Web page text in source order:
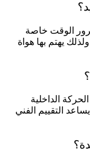
الوقت خاصة
ولذلك يهتم بها هواة
الداخلية
التقييم الفني